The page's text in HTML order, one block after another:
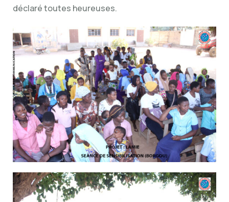
déclaré toutes heureuses.